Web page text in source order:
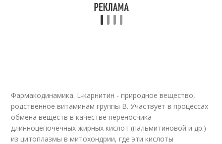
Фармакодинамика. L-карнитин - природное вещество,
родственное витаминам группы В. Участвует в процессах
обмена веществ в качестве переносчика
длинноцепочечных жирных кислот (пальмитиновой и др.)
из цитоплазмы в митохондрии, где эти кислоты